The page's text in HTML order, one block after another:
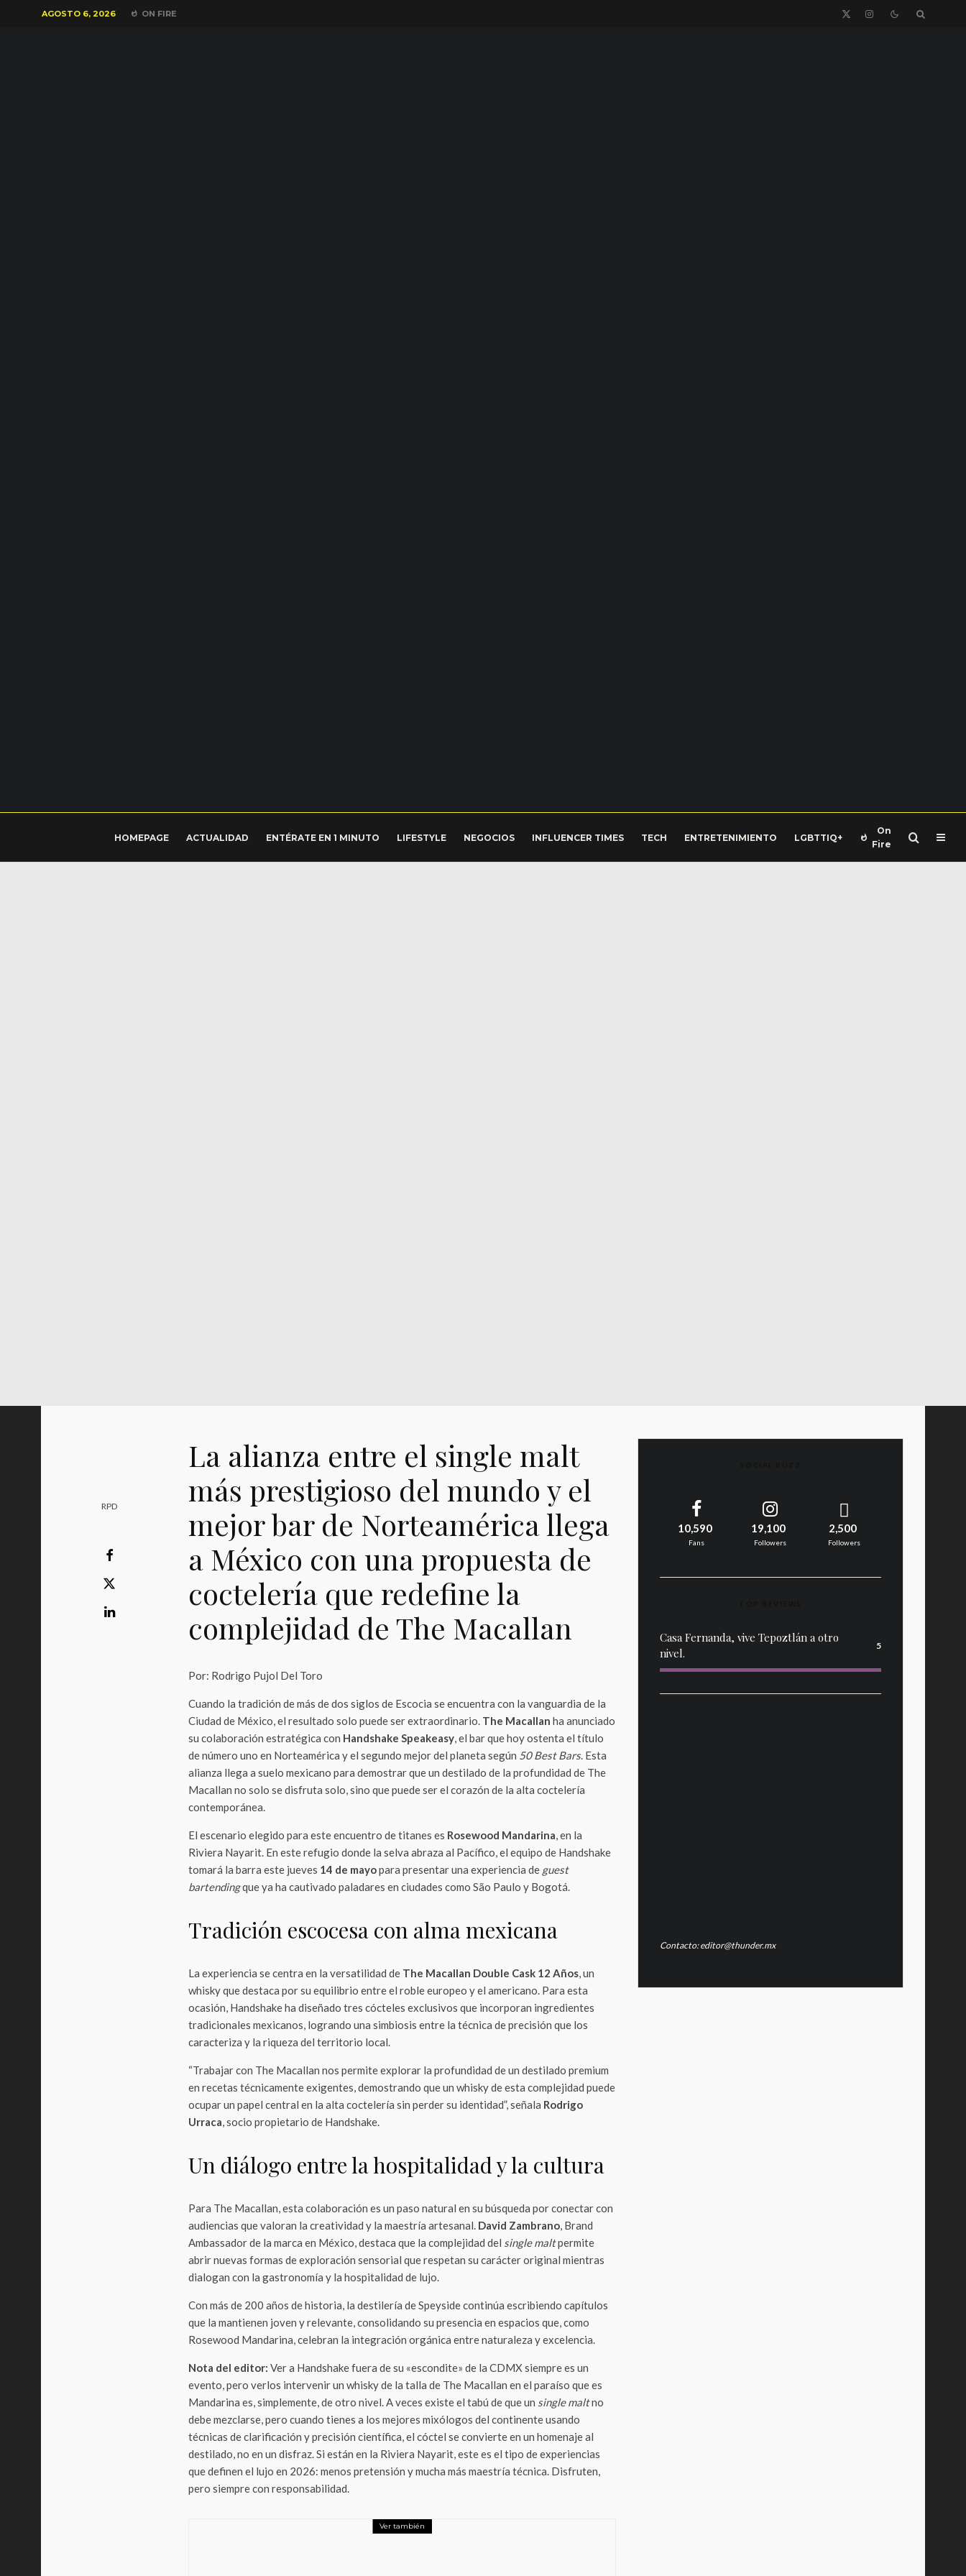
AGOSTO 6, 2026 ON FIRE
HOMEPAGE ACTUALIDAD ENTÉRATE EN 1 MINUTO LIFESTYLE NEGOCIOS INFLUENCER TIMES TECH ENTRETENIMIENTO LGBTTIQ+
On
Fire
RPD
La alianza entre el single malt
más prestigioso del mundo y el
mejor bar de Norteamérica llega
a México con una propuesta de
coctelería que redefine la
complejidad de The Macallan
Por: Rodrigo Pujol Del Toro
Cuando la tradición de más de dos siglos de Escocia se encuentra con la vanguardia de la
Ciudad de México, el resultado solo puede ser extraordinario. The Macallan ha anunciado
su colaboración estratégica con Handshake Speakeasy, el bar que hoy ostenta el título
de número uno en Norteamérica y el segundo mejor del planeta según 50 Best Bars. Esta
alianza llega a suelo mexicano para demostrar que un destilado de la profundidad de The
Macallan no solo se disfruta solo, sino que puede ser el corazón de la alta coctelería
contemporánea.
El escenario elegido para este encuentro de titanes es Rosewood Mandarina, en la
Riviera Nayarit. En este refugio donde la selva abraza al Pacífico, el equipo de Handshake
tomará la barra este jueves 14 de mayopara presentar una experiencia de guest
bartendingque ya ha cautivado paladares en ciudades como São Paulo y Bogotá.
Tradición escocesa con alma mexicana
La experiencia se centra en la versatilidad de The Macallan Double Cask 12 Años, un
whisky que destaca por su equilibrio entre el roble europeo y el americano. Para esta
ocasión, Handshake ha diseñado tres cócteles exclusivos que incorporan ingredientes
tradicionales mexicanos, logrando una simbiosis entre la técnica de precisión que los
caracteriza y la riqueza del territorio local.
“Trabajar con The Macallan nos permite explorar la profundidad de un destilado premium
en recetas técnicamente exigentes, demostrando que un whisky de esta complejidad puede
ocupar un papel central en la alta coctelería sin perder su identidad”, señala Rodrigo
Urraca, socio propietario de Handshake.
Un diálogo entre la hospitalidad y la cultura
Para The Macallan, esta colaboración es un paso natural en su búsqueda por conectar con
audiencias que valoran la creatividad y la maestría artesanal. David Zambrano, Brand
Ambassador de la marca en México, destaca que la complejidad del single maltpermite
abrir nuevas formas de exploración sensorial que respetan su carácter original mientras
dialogan con la gastronomía y la hospitalidad de lujo.
Con más de 200 años de historia, la destilería de Speyside continúa escribiendo capítulos
que la mantienen joven y relevante, consolidando su presencia en espacios que, como
Rosewood Mandarina, celebran la integración orgánica entre naturaleza y excelencia.
Nota del editor: Ver a Handshake fuera de su «escondite» de la CDMX siempre es un
evento, pero verlos intervenir un whisky de la talla de The Macallan en el paraíso que es
Mandarina es, simplemente, de otro nivel. A veces existe el tabú de que un single maltno
debe mezclarse, pero cuando tienes a los mejores mixólogos del continente usando
técnicas de clarificación y precisión científica, el cóctel se convierte en un homenaje al
destilado, no en un disfraz. Si están en la Riviera Nayarit, este es el tipo de experiencias
que definen el lujo en 2026: menos pretensión y mucha más maestría técnica. Disfruten,
pero siempre con responsabilidad.
Ver también
10,590
Fans
19,100
Followers
2,500
Followers
Casa Fernanda, vive Tepoztlán a otro
nivel.
5
Contacto: editor@thunder.mx